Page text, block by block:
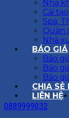
Nha
Cải
Spa,
Quán
Nhà
BÁO GIÁ
Báo
Báo
Báo
CHIA SẺ
LIÊN HỆ
0889999032